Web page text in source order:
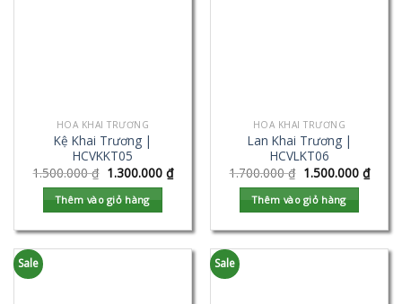
HOA KHAI TRƯƠNG
Kệ Khai Trương |
HCVKKT05
1.500.000₫ 1.300.000 ₫
Thêm vào giỏ hàng
HOA KHAI TRƯƠNG
Lan Khai Trương |
HCVLKT06
1.700.000₫ 1.500.000 ₫
Thêm vào giỏ hàng
Sale Sale